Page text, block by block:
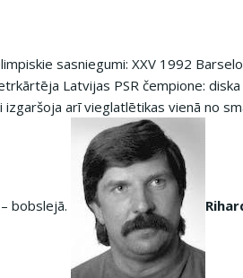
sasniegumi: XXV 1992
Latvijas PSR čempione:
arī vieglatlētikas vienā no
bobslejā.